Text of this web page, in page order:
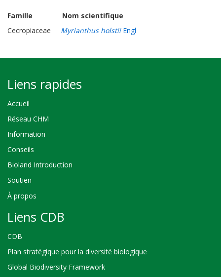
Famille Nom scientifique
Cecropiaceae
Myrianthus holstiiEngl
Liens rapides
Accueil
Réseau CHM
Information
Conseils
Bioland Introduction
Soutien
À propos
Liens CDB
CDB
Plan stratégique pour la diversité biologique
Global Biodiversity Framework